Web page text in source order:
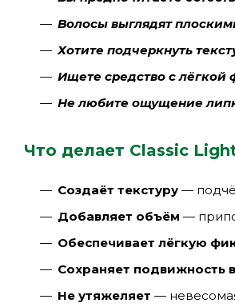
Волосы выглядят
Хотите подчеркнуть
Ищете средство с лёгкой
Не любите ощущение
Что делает Classic
Создаёт текстуру —
Добавляет объём —
Обеспечивает лёгкую
Сохраняет подвижность
Не утяжеляет —